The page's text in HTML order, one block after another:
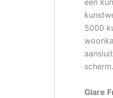
een
5000
scherm.
Glare